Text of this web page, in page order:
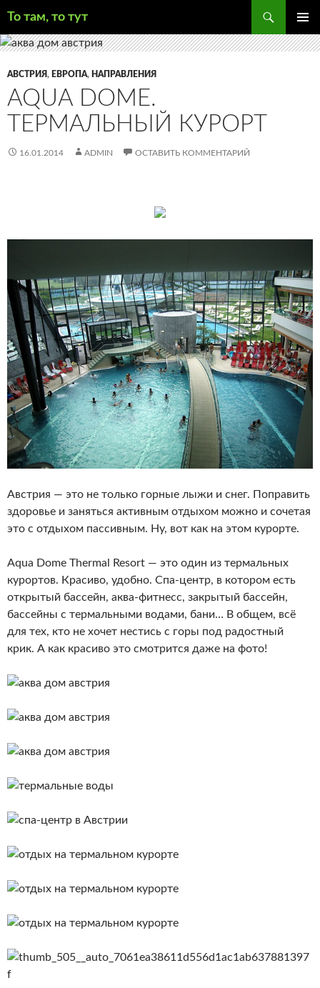
То там, то тут
МЕНЮ
К
АВСТРИЯ, ЕВРОПА, НАПРАВЛЕНИЯ
AQUA DOME.
ТЕРМАЛЬНЫЙ КУРОРТ
16.01.2014 ADMIN ОСТАВИТЬ КОММЕНТАРИЙ
Австрия — это не только горные лыжи и снег. Поправить
здоровье и заняться активным отдыхом можно и сочетая
это с отдыхом пассивным. Ну, вот как на этом курорте.
Aqua Dome Thermal Resort — это один из термальных
курортов. Красиво, удобно. Спа-центр, в котором есть
открытый бассейн, аква-фитнесс, закрытый бассейн,
бассейны с термальными водами, бани… В общем, всё
для тех, кто не хочет нестись с горы под радостный
крик. А как красиво это смотрится даже на фото!